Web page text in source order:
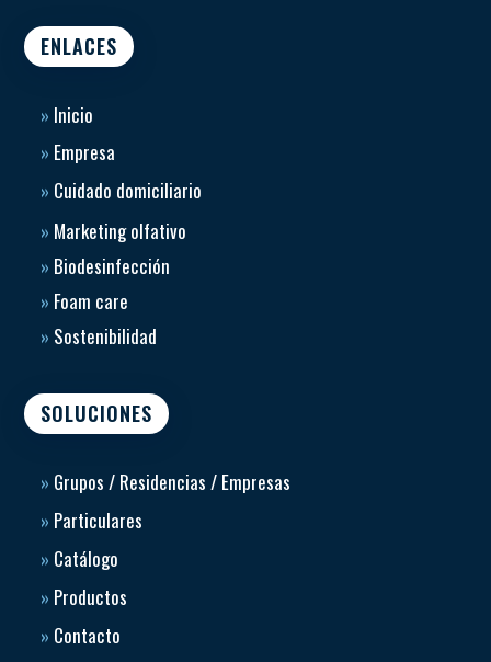
ENLACES
» Inicio
» Empresa
» Cuidado domiciliario
» Marketing olfativo
» Biodesinfección
» Foam care
» Sostenibilidad
SOLUCIONES
» Grupos / Residencias / Empresas
» Particulares
» Catálogo
» Productos
» Contacto